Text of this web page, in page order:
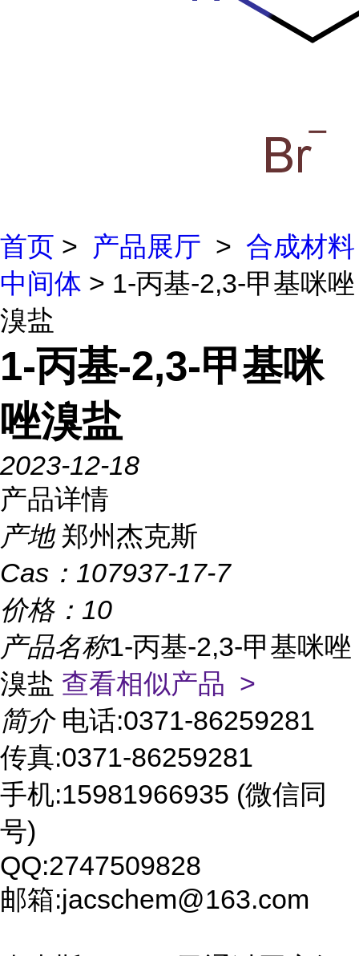
首页 > 产品展厅 > 合成材料
中间体 > 1-丙基-2,3-甲基咪唑
溴盐
1-丙基-2,3-甲基咪
唑溴盐
2023-12-18
产品详情
产地 郑州杰克斯
Cas： 107937-17-7
价格： 10
产品名称1-丙基-2,3-甲基咪唑
溴盐 查看相似产品 >
简介 电话:0371-86259281
传真:0371-86259281
手机:15981966935 (微信同
号)
QQ:2747509828
邮箱:jacschem@163.com